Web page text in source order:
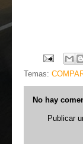
Temas:
No hay
Publicar